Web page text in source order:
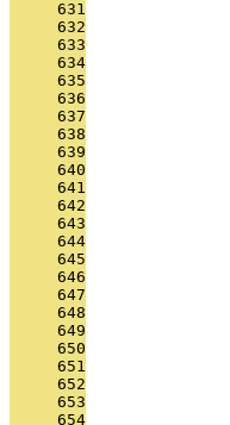
     631
     632
     633
     634
     635
     636
     637
     638
     639
     640
     641
     642
     643
     644
     645
     646
     647
     648
     649
     650
     651
     652
     653
     654